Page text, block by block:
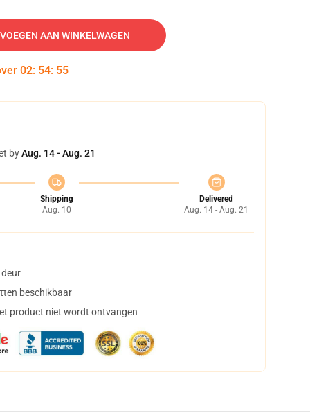
AAN WINKELWAGEN
02: 54: 54
byAug. 14 - Aug. 21
Shipping
Aug. 10
Delivered
Aug. 14 - Aug. 21
beschikbaar
product niet wordt ontvangen